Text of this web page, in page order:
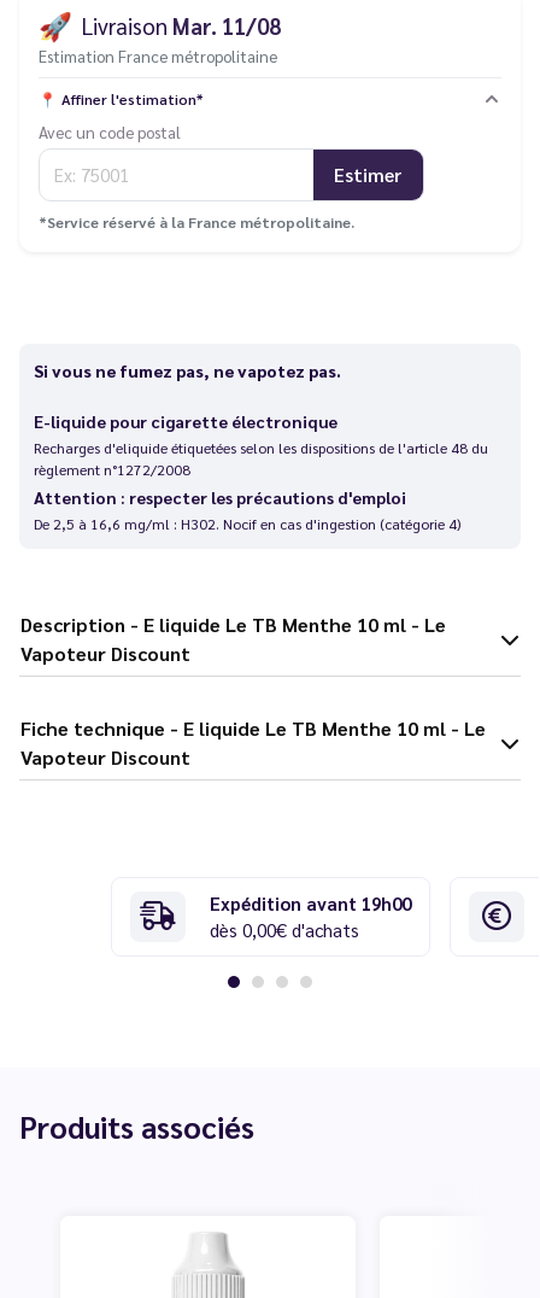
🚀 Livraison Mar. 11/08
Estimation France métropolitaine
📍 Affiner l'estimation*
Avec un code postal
Estimer
*Service réservé à la France métropolitaine.
Si vous ne fumez pas, ne vapotez pas.
E-liquide pour cigarette électronique
Recharges d'eliquide étiquetées selon les dispositions de l'article 48 du
règlement n°1272/2008
Attention : respecter les précautions d'emploi
De 2,5 à 16,6 mg/ml : H302. Nocif en cas d'ingestion (catégorie 4)
Description - E liquide Le TB Menthe 10 ml - Le
Vapoteur Discount
Fiche technique - E liquide Le TB Menthe 10 ml - Le
Vapoteur Discount
Expédition avant 19h00
dès 0,00€ d'achats
Produits associés